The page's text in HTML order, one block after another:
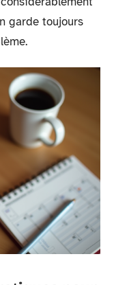
garde toujours